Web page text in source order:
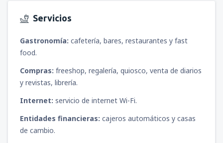
Servicios
Gastronomía: cafetería, bares, restaurantes y fast
food.
Compras: freeshop, regalería, quiosco, venta de diarios
y revistas, librería.
Internet: servicio de internet Wi-Fi.
Entidades financieras: cajeros automáticos y casas
de cambio.